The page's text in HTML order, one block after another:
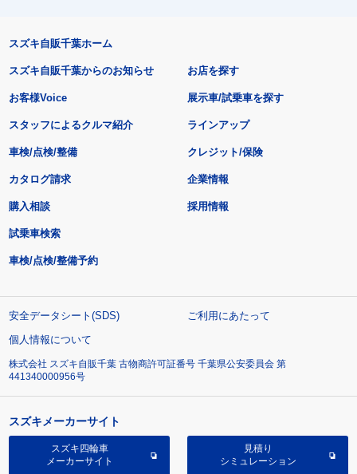
スズキ自販千葉ホーム
スズキ自販千葉からのお知らせ
お客様Voice
スタッフによるクルマ紹介
お店を探す
展示車/試乗車を探す
ラインアップ
車検/点検/整備 クレジット/保険
カタログ請求
購入相談
試乗車検索
車検/点検/整備予約
企業情報
採用情報
安全データシート(SDS)
ご利用にあたって
個人情報について
株式会社 スズキ自販千葉 古物商許可証番号 千葉県公安委員会 第
441340000956号
スズキメーカーサイト
スズキ四輪車
メーカーサイト
見積り
シミュレーション